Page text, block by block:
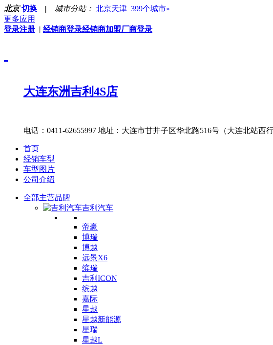
北京 切换 | 城市分站： 北京天津 399个城市»
更多应用
登录注册 | 经销商登录经销商加盟厂商登录
大连东洲吉利4S店
电话：0411-62655997 地址：大连市甘井子区华北路516号（大连北站西
首页
经销车型
车型图片
公司介绍
全部主营品牌
吉利汽车
帝豪
博瑞
博越
远景X6
缤瑞
吉利ICON
缤越
嘉际
星越
星越新能源
星瑞
星越L